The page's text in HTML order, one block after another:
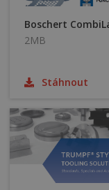
Boschert
2MB
Stáhnout